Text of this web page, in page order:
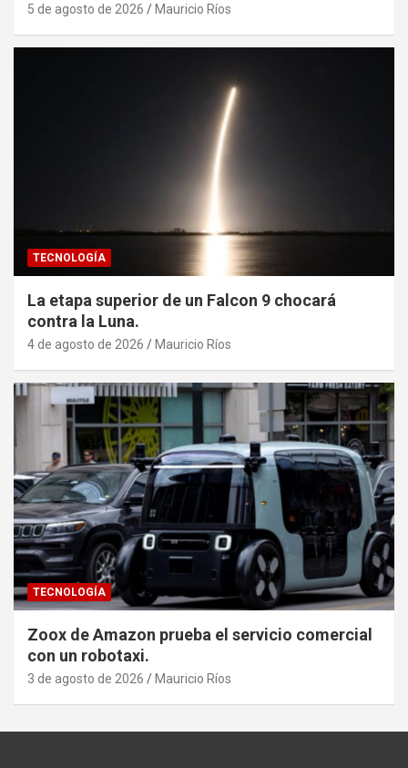
5 de agosto de 2026 Mauricio Ríos
TECNOLOGÍA
La etapa superior de un Falcon 9 chocará
contra la Luna.
4 de agosto de 2026 Mauricio Ríos
TECNOLOGÍA
Zoox de Amazon prueba el servicio comercial
con un robotaxi.
3 de agosto de 2026 Mauricio Ríos